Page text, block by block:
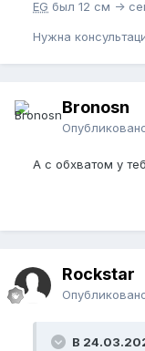
EG был 12 см ->
Нужна
Bronosn
А с обхватом у
Rockstar
В